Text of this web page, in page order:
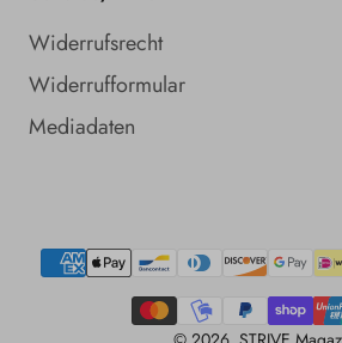
Widerrufsrecht
Widerrufformular
Mediadaten